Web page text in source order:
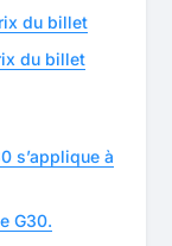
du billet
du billet
s’applique à
G30.